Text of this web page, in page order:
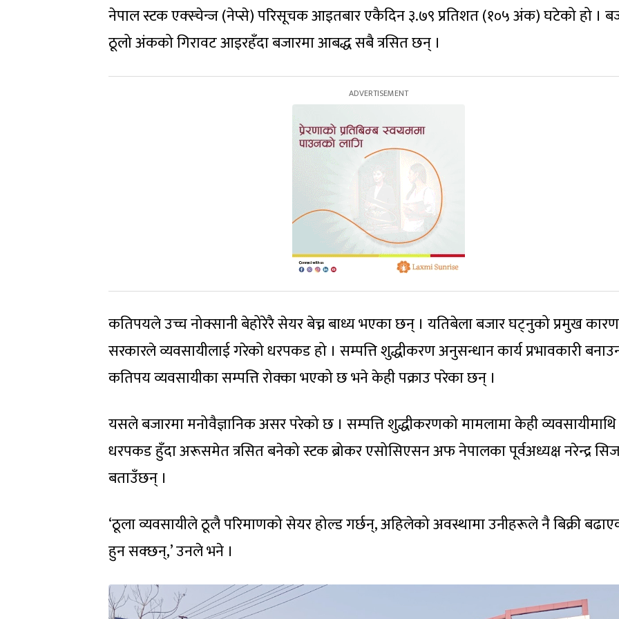
नेपाल स्टक एक्स्चेन्ज (नेप्से) परिसूचक आइतबार एकैदिन ३.७९ प्रतिशत (१०५ अंक) घटेको हो ।
ठूलो अंकको गिरावट आइरहँदा बजारमा आबद्ध सबै त्रसित छन् ।
कतिपयले उच्च नोक्सानी बेहोरेरै सेयर बेच्न बाध्य भएका छन् । यतिबेला बजार घट्नुको प्रमुख कारण
सरकारले व्यवसायीलाई गरेको धरपकड हो । सम्पत्ति शुद्धीकरण अनुसन्धान कार्य प्रभावकारी
कतिपय व्यवसायीका सम्पत्ति रोक्का भएको छ भने केही पक्राउ परेका छन् ।
यसले बजारमा मनोवैज्ञानिक असर परेको छ । सम्पत्ति शुद्धीकरणको मामलामा केही व्यवसायीमाथि
धरपकड हुँदा अरूसमेत त्रसित बनेको स्टक ब्रोकर एसोसिएसन अफ नेपालका पूर्वअध्यक्ष नरेन्द्र
बताउँछन् ।
‘ठूला व्यवसायीले ठूलै परिमाणको सेयर होल्ड गर्छन्, अहिलेको अवस्थामा उनीहरूले नै बिक्री
हुन सक्छन्,’ उनले भने ।